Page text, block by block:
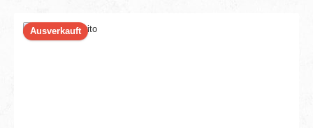
Ausverkauft